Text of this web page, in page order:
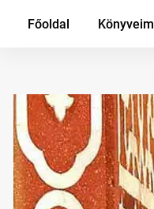
Főoldal Könyveim